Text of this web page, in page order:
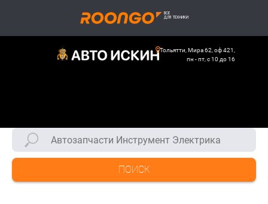
Тольятти, Мира 62, оф 421,
пн - пт, с 10 до 16
ПОИСК